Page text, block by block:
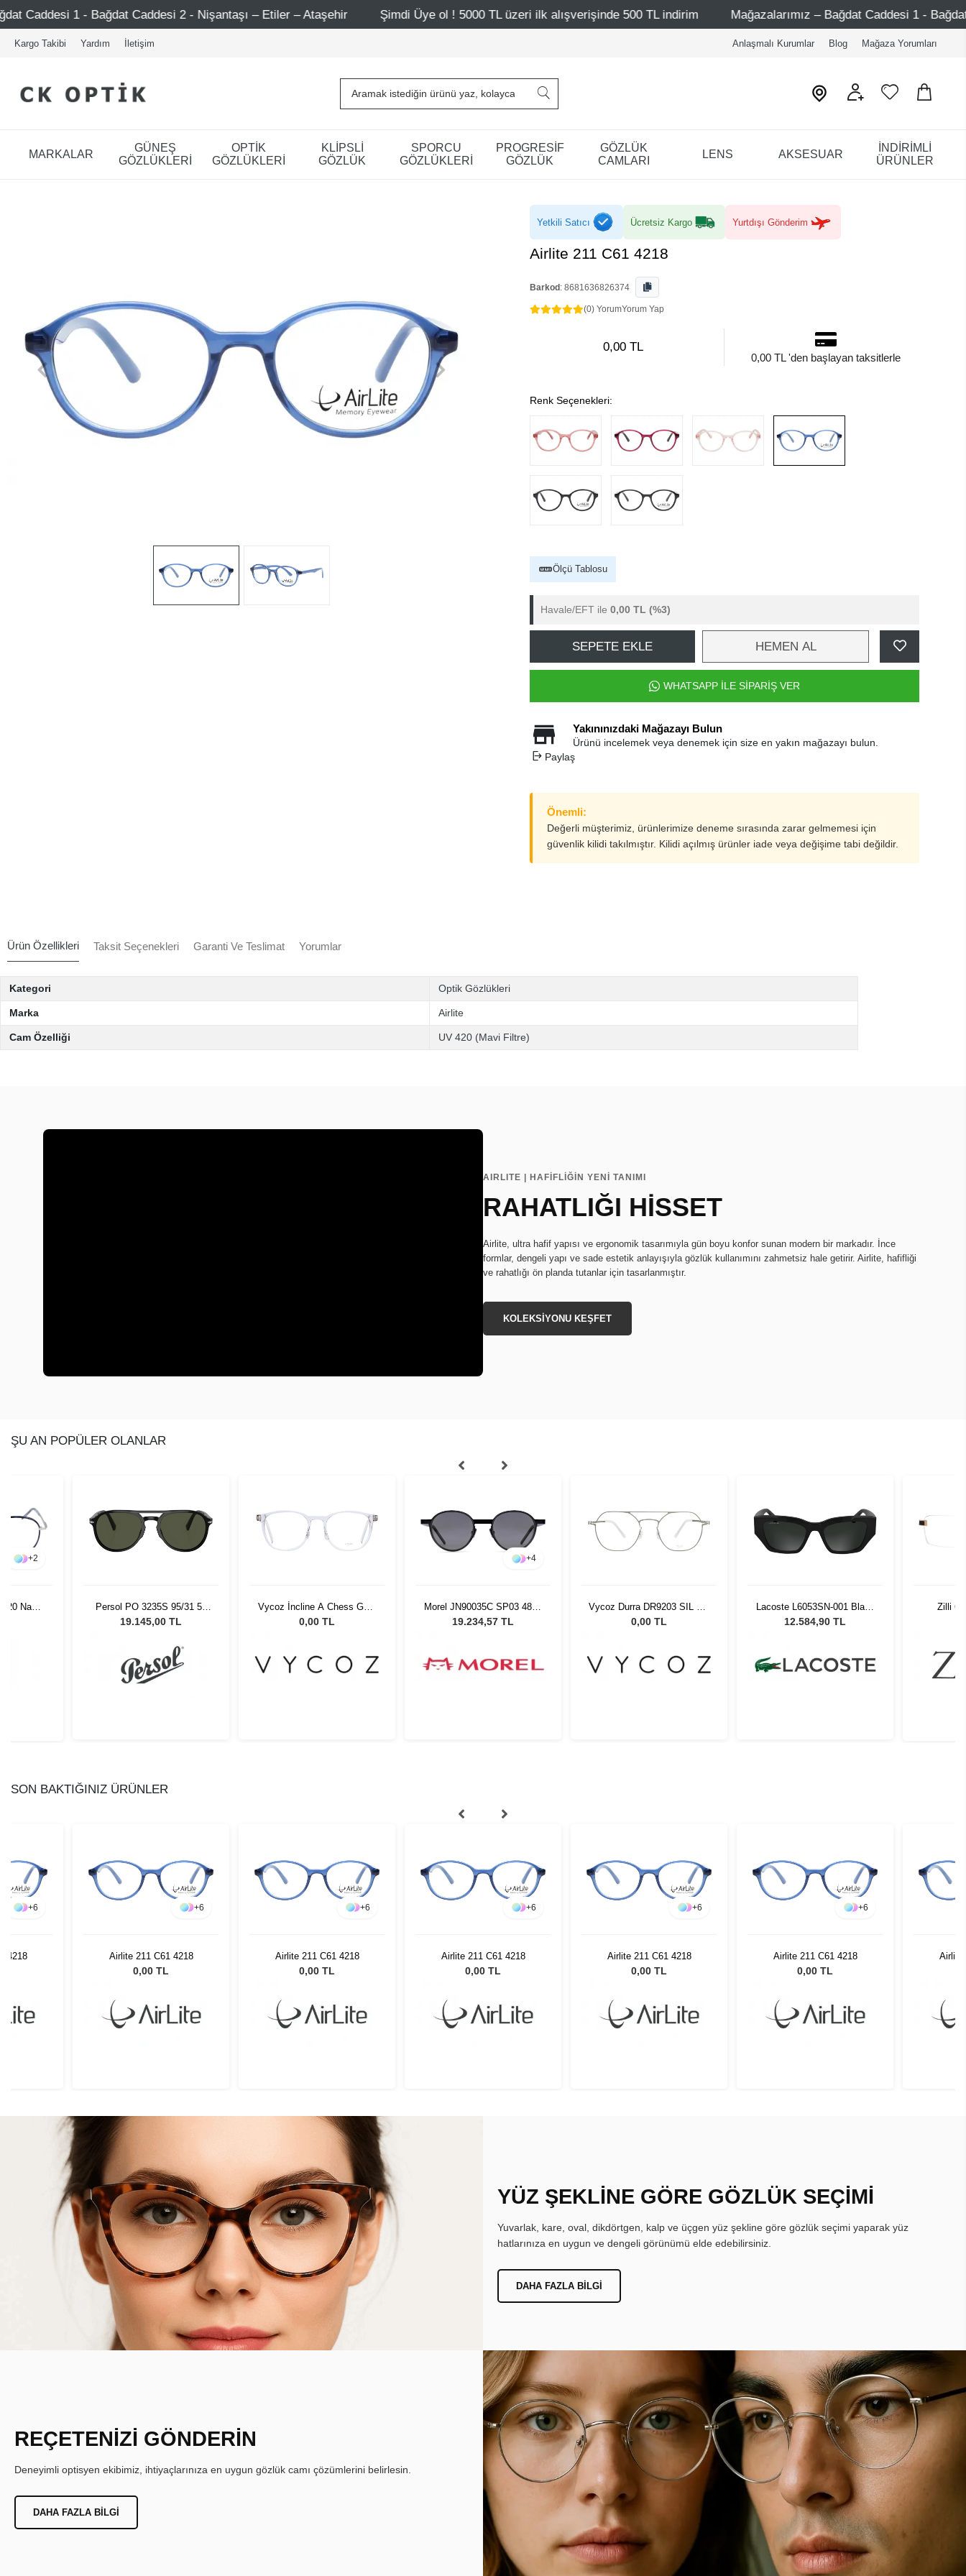
Bağdat Caddesi 2 - Nişantaşı – Etiler – Ataşehir Şimdi Üye ol ! 5000 TL üzeri ilk alışverişinde 500 TL indirim Mağazalarımız – Bağdat Caddesi 1 - Bağdat Caddesi 2 -
Kargo Takibi Yardım İletişim Anlaşmalı Kurumlar Blog Mağaza Yorumları
MARKALAR
GÜNEŞ
GÖZLÜKLERİ
OPTİK
GÖZLÜKLERİ
KLİPSLİ
GÖZLÜK
SPORCU
GÖZLÜKLERİ
PROGRESİF
GÖZLÜK
GÖZLÜK
CAMLARI
LENS AKSESUAR
İNDİRİMLİ
ÜRÜNLER
Yetkili Satıcı Ücretsiz Kargo Yurtdışı Gönderim
Airlite 211 C61 4218
Barkod : 8681636826374
(0) YorumYorum Yap
0,00 TL
0,00 TL 'den başlayan taksitlerle
Renk Seçenekleri:
Ölçü Tablosu
Havale/EFT ile 0,00 TL (%3)
SEPETE EKLE HEMEN AL
WHATSAPP İLE SİPARİŞ VER
Yakınınızdaki Mağazayı Bulun
Ürünü incelemek veya denemek için size en yakın mağazayı bulun.
Paylaş
Önemli:
Değerli müşterimiz, ürünlerimize deneme sırasında zarar gelmemesi için
güvenlik kilidi takılmıştır. Kilidi açılmış ürünler iade veya değişime tabi değildir.
Ürün Özellikleri Taksit Seçenekleri Garanti Ve Teslimat Yorumlar
Kategori Optik Gözlükleri
Marka Airlite
Cam Özelliği UV 420 (Mavi Filtre)
AIRLITE | HAFİFLİĞİN YENİ TANIMI
RAHATLIĞI HİSSET
Airlite, ultra hafif yapısı ve ergonomik tasarımıyla gün boyu konfor sunan modern bir markadır. İnce
formlar, dengeli yapı ve sade estetik anlayışıyla gözlük kullanımını zahmetsiz hale getirir. Airlite, hafifliği
ve rahatlığı ön planda tutanlar için tasarlanmıştır.
KOLEKSİYONU KEŞFET
ŞU AN POPÜLER OLANLAR
+2
20 Navy
Persol PO 3235S 95/31 55
Unisex Güneş Gözlüğü
19.145,00 TL
Vycoz İncline A Chess GRY
52
0,00 TL
+4
Morel JN90035C SP03 4823
Unisex Güneş Gözlüğü
19.234,57 TL
Vycoz Durra DR9203 SIL 51-
196
0,00 TL
Lacoste L6053SN-001 Black
Kadın Güneş Gözlüğü
12.584,90 TL
Zilli
SON BAKTIĞINIZ ÜRÜNLER
+6
4218
+6
Airlite 211 C61 4218
0,00 TL
+6
Airlite 211 C61 4218
0,00 TL
+6
Airlite 211 C61 4218
0,00 TL
+6
Airlite 211 C61 4218
0,00 TL
+6
Airlite 211 C61 4218
0,00 TL
Airlite
YÜZ ŞEKLİNE GÖRE GÖZLÜK SEÇİMİ
Yuvarlak, kare, oval, dikdörtgen, kalp ve üçgen yüz şekline göre gözlük seçimi yaparak yüz
hatlarınıza en uygun ve dengeli görünümü elde edebilirsiniz.
DAHA FAZLA BILGI
REÇETENİZİ GÖNDERİN
Deneyimli optisyen ekibimiz, ihtiyaçlarınıza en uygun gözlük camı çözümlerini belirlesin.
DAHA FAZLA BILGI